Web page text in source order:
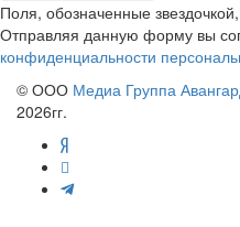
Поля, обозначенные
Отправляя данную форму вы
конфиденциальности
© ООО Медиа Группа
2026гг.